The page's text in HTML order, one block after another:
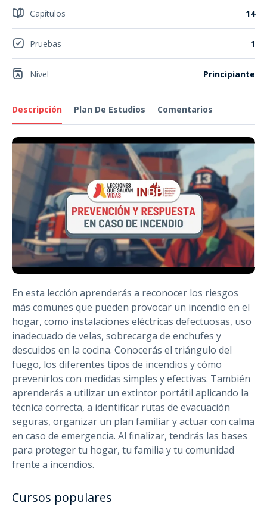
Descripción Plan De Estudios Comentarios
En esta lección aprenderás a reconocer los riesgos
más comunes que pueden provocar un incendio en el
hogar, como instalaciones eléctricas defectuosas, uso
inadecuado de velas, sobrecarga de enchufes y
descuidos en la cocina. Conocerás el triángulo del
fuego, los diferentes tipos de incendios y cómo
prevenirlos con medidas simples y efectivas. También
aprenderás a utilizar un extintor portátil aplicando la
técnica correcta, a identificar rutas de evacuación
seguras, organizar un plan familiar y actuar con calma
en caso de emergencia. Al finalizar, tendrás las bases
para proteger tu hogar, tu familia y tu comunidad
frente a incendios.
Capítulos 14
Pruebas 1
Nivel Principiante
Cursos populares